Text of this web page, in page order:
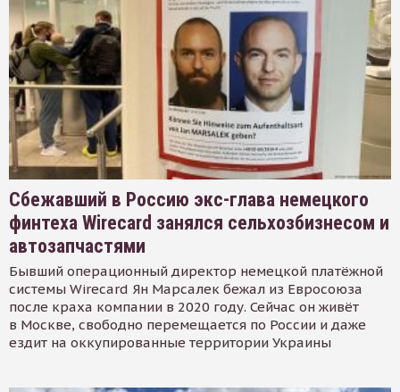
Сбежавший в Россию экс-глава немецкого
финтеха Wirecard занялся сельхозбизнесом и
автозапчастями
Бывший операционный директор немецкой платёжной
системы Wirecard Ян Марсалек бежал из Евросоюза
после краха компании в 2020 году. Сейчас он живёт
в Москве, свободно перемещается по России и даже
ездит на оккупированные территории Украины